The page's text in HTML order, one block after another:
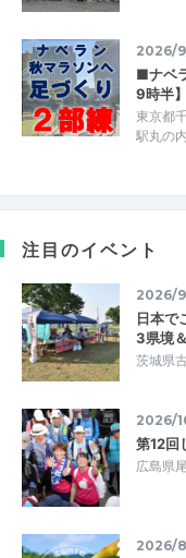
2026/
■ナベ
9時半
東京都
駅丸の
注目のイベント
2026/
日本で
3県境
茨城県
2026/
第12回
広島県
2026/